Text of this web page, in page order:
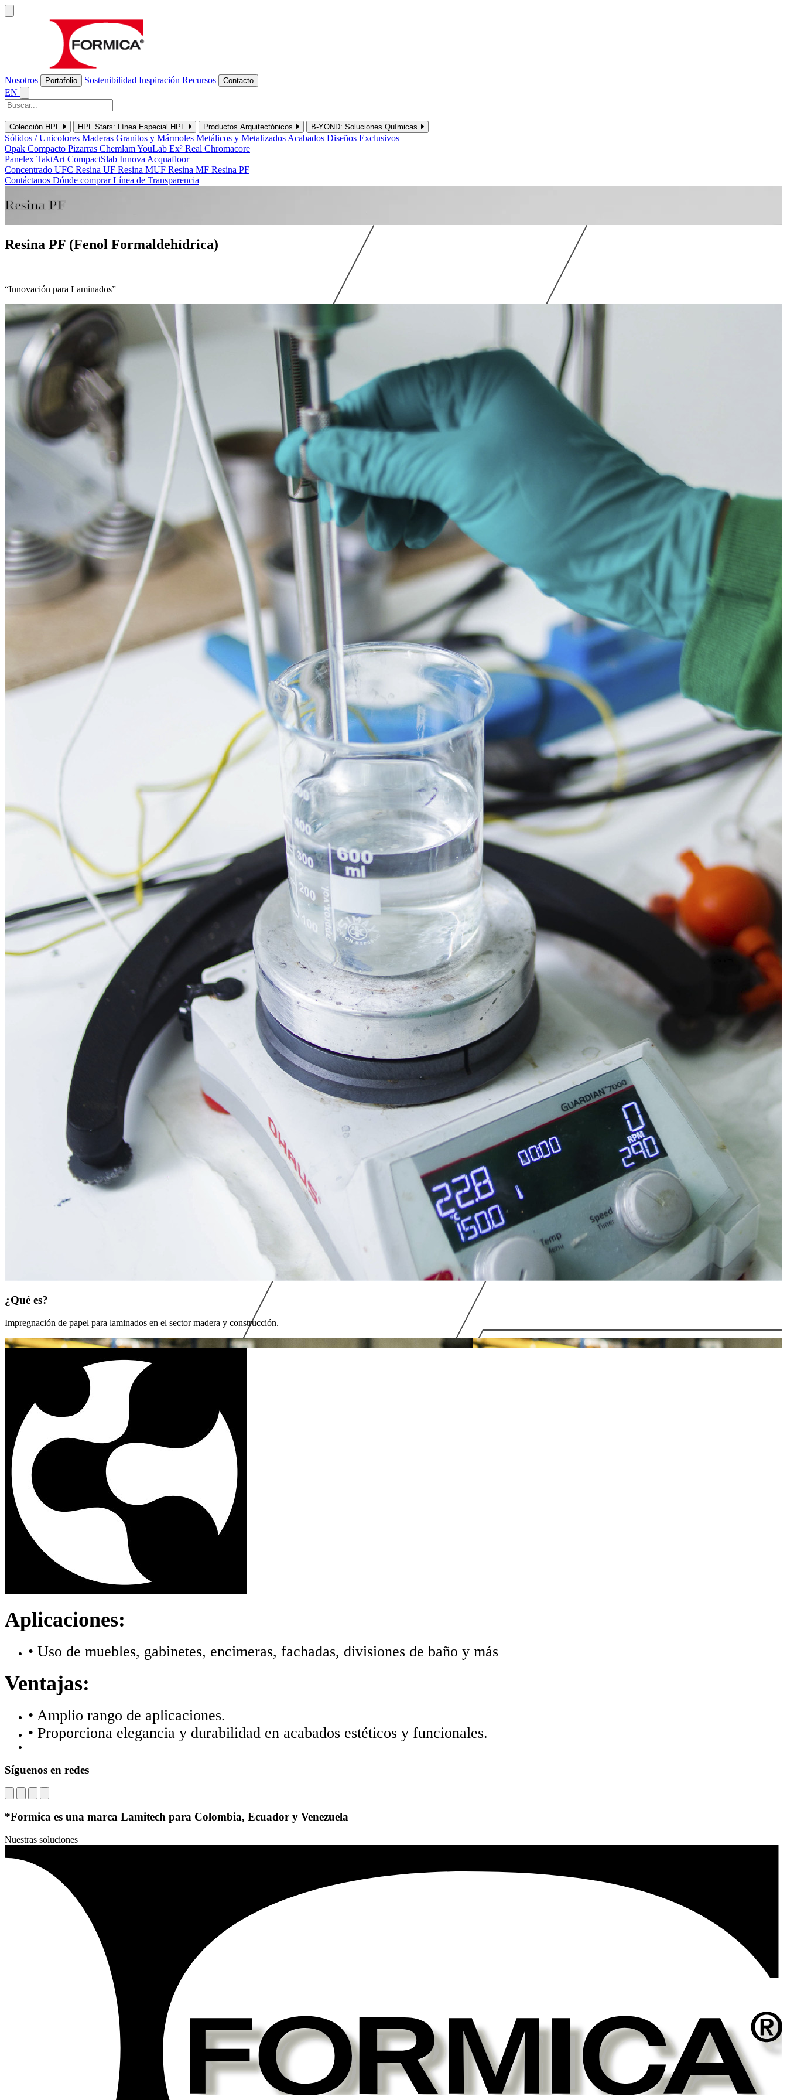
Nosotros Portafolio Sostenibilidad Inspiración Recursos Contacto
EN
Colección HPL HPL Stars: Línea Especial HPL Productos Arquitectónicos B-YOND: Soluciones Químicas
Sólidos / Unicolores Maderas Granitos y Mármoles Metálicos y Metalizados Acabados Diseños Exclusivos
Opak Compacto Pizarras ChemlamYouLab Ex² Real Chromacore
Panelex TaktArt CompactSlab Innova Acquafloor
Concentrado UFC Resina UF Resina MUF Resina MF Resina PF
Contáctanos Dónde comprarLínea de Transparencia
Resina PF
Resina PF (Fenol Formaldehídrica)
“Innovación para Laminados”
¿Qué es?
Impregnación de papel para laminados en el sector madera y construcción.
Aplicaciones:
• Uso de muebles, gabinetes, encimeras, fachadas, divisiones de baño y más
Ventajas:
• Amplio rango de aplicaciones.
• Proporciona elegancia y durabilidad en acabados estéticos y funcionales.
Síguenos en redes
*Formica es una marca Lamitech para Colombia, Ecuador y Venezuela
Nuestras soluciones